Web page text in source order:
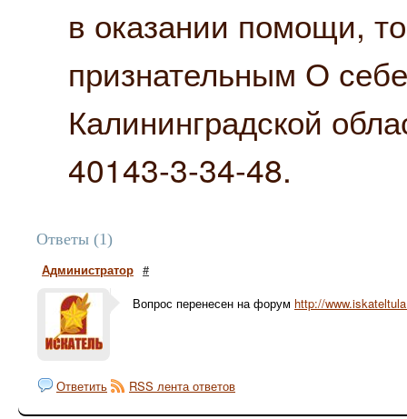
в оказании помощи,
признательным О
Калининградской
40143-3-34-48.
Ответы (1)
Администратор #
Вопрос перенесен на форум http://
Ответить RSS лента ответов